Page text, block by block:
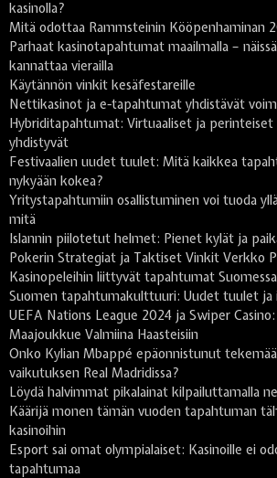
kasinolla?
Mitä odottaa Rammsteinin Kööpenhaminan
Parhaat kasinotapahtumat maailmalla –
kannattaa vierailla
Käytännön vinkit kesäfestareille
Nettikasinot ja e-tapahtumat yhdistävät
Hybriditapahtumat: Virtuaaliset ja
yhdistyvät
Festivaalien uudet tuulet: Mitä kaikkea
nykyään kokea?
Yritystapahtumiin osallistuminen voi tuoda
mitä
Islannin piilotetut helmet: Pienet kylät ja
Pokerin Strategiat ja Taktiset Vinkit Verkko
Kasinopeleihin liittyvät tapahtumat Suomessa
Suomen tapahtumakulttuuri: Uudet tuulet ja
UEFA Nations League 2024 ja Swiper
Maajoukkue Valmiina Haasteisiin
Onko Kylian Mbappé epäonnistunut
vaikutuksen Real Madridissa?
Löydä halvimmat pikalainat kilpailuttamalla ne
Käärijä monen tämän vuoden tapahtuman
kasinoihin
Esport sai omat olympialaiset: Kasinoille ei
tapahtumaa